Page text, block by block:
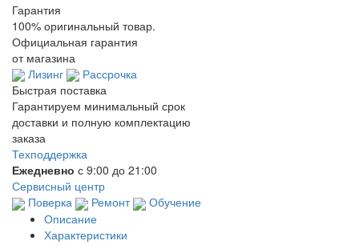
Гарантия
100% оригинальный товар.
Официальная гарантия
от магазина
Лизинг
Рассрочка
Быстрая поставка
Гарантируем минимальный срок
доставки и полную комплектацию
заказа
Техподдержка
Ежедневно с 9:00 до 21:00
Сервисный центр
Поверка
Ремонт
Обучение
Описание
Характеристики